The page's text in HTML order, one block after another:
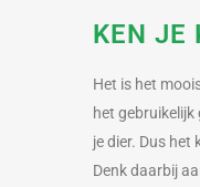
KEN JE
Het is het
het gebruikelijk
je dier. Dus het
Denk daarbij